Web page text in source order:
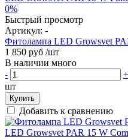
0%
Быстрый просмотр
Артикул: -
Фитолампа LED Growsvet
1 850 руб /шт
В наличии много
-
+
шт
Купить
Добавить к сравнению